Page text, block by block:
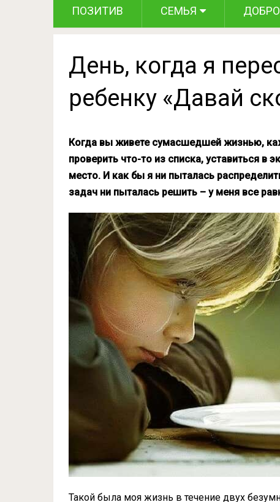
ПОЗИТИВ СЕМЬЯ ДОБРО
День, когда я
ребенку «Давай
Когда вы живете сумасшедшей жизнью,
проверить что-то из списка, уставиться в
место. И как бы я ни пыталась
задач ни пыталась решить – у меня все
Такой была моя жизнь в течение двух